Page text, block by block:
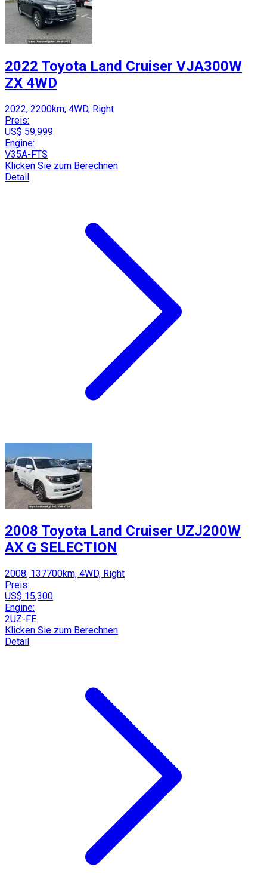
2022 Toyota Land Cruiser VJA300W
ZX 4WD
2022, 2200km, 4WD, Right
Preis:
US$ 59,999
Engine:
V35A-FTS
Klicken Sie zum Berechnen
Detail
2008 Toyota Land Cruiser UZJ200W
AX G SELECTION
2008, 137700km, 4WD, Right
Preis:
US$ 15,300
Engine:
2UZ-FE
Klicken Sie zum Berechnen
Detail